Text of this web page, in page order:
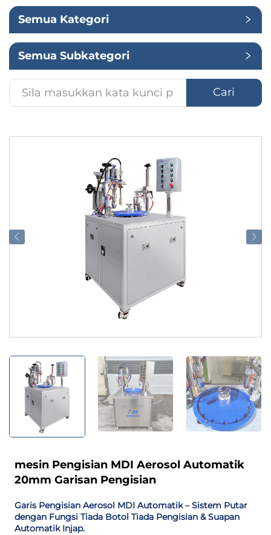
Penggunaan
Semua Kategori
Semua Subkategori
Cari
mesin Pengisian MDI Aerosol Automatik
20mm Garisan Pengisian
Garis Pengisian Aerosol MDI Automatik – Sistem Putar
dengan Fungsi Tiada Botol Tiada Pengisian & Suapan
Automatik Injap.